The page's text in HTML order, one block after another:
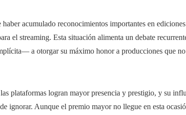
acumulado reconocimientos importantes en
el streaming. Esta situación alimenta un debate
a otorgar su máximo honor a producciones que
plataformas logran mayor presencia y prestigio, y su
ignorar. Aunque el premio mayor no llegue en esta